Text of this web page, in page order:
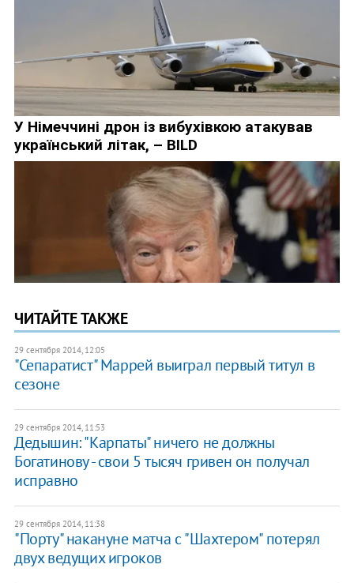
ЧИТАЙТЕ ТАКЖЕ
29 сентября 2014, 12:05
"Сепаратист" Маррей выиграл первый титул в
сезоне
29 сентября 2014, 11:53
Дедышин: "Карпаты" ничего не должны
Богатинову - свои 5 тысяч гривен он получал
исправно
29 сентября 2014, 11:38
"Порту" накануне матча с "Шахтером" потерял
двух ведущих игроков